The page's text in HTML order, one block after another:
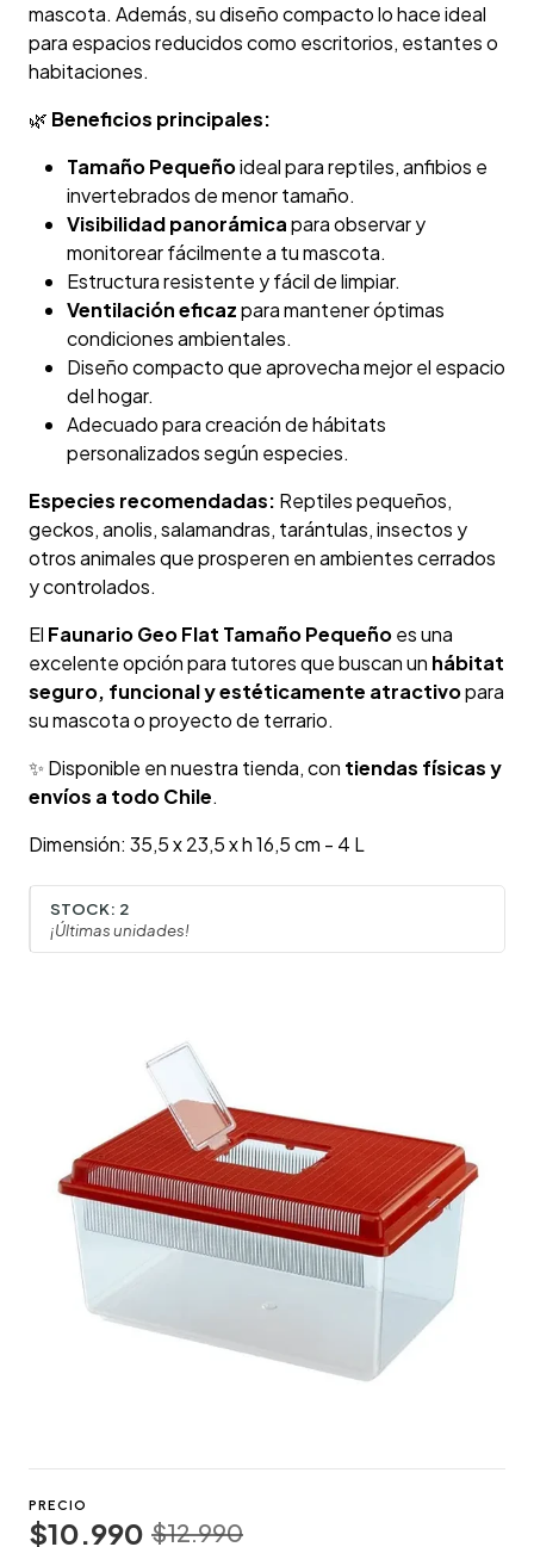
mascota. Además, su diseño compacto lo hace ideal
para espacios reducidos como escritorios, estantes o
habitaciones.
🌿 Beneficios principales:
Tamaño Pequeñoideal para reptiles, anfibios e
invertebrados de menor tamaño.
Visibilidad panorámicapara observar y
monitorear fácilmente a tu mascota.
Estructura resistente y fácil de limpiar.
Ventilación eficazpara mantener óptimas
condiciones ambientales.
Diseño compacto que aprovecha mejor el espacio
del hogar.
Adecuado para creación de hábitats
personalizados según especies.
Especies recomendadas: Reptiles pequeños,
geckos, anolis, salamandras, tarántulas, insectos y
otros animales que prosperen en ambientes cerrados
y controlados.
El Faunario Geo Flat Tamaño Pequeñoes una
excelente opción para tutores que buscan un hábitat
seguro, funcional y estéticamente atractivopara
su mascota o proyecto de terrario.
✨ Disponible en nuestra tienda, con tiendas físicas y
envíos a todo Chile.
Dimensión: 35,5 x 23,5 x h 16,5 cm - 4 L
STOCK: 2
¡Últimas unidades!
PRECIO
$10.990 $12.990